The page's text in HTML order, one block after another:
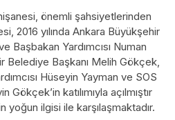
önemli şahsiyetlerinden
2016 yılında Ankara Büyükşehir
Başbakan Yardımcısı Numan
Belediye Başkanı Melih Gökçek,
Hüseyin Yayman ve SOS
Gökçek’in katılımıyla açılmıştır
ilgisi ile karşılaşmaktadır.